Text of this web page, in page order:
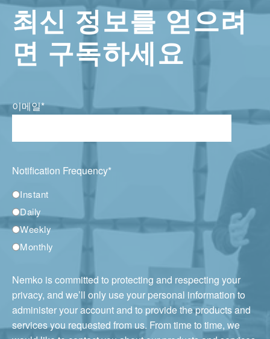
최신 정보를 얻으려
면 구독하세요
이메일*
Notification Frequency*
Instant
Daily
Weekly
Monthly
Nemko is committed to protecting and respecting your
privacy, and we’ll only use your personal information to
administer your account and to provide the products and
services you requested from us. From time to time, we